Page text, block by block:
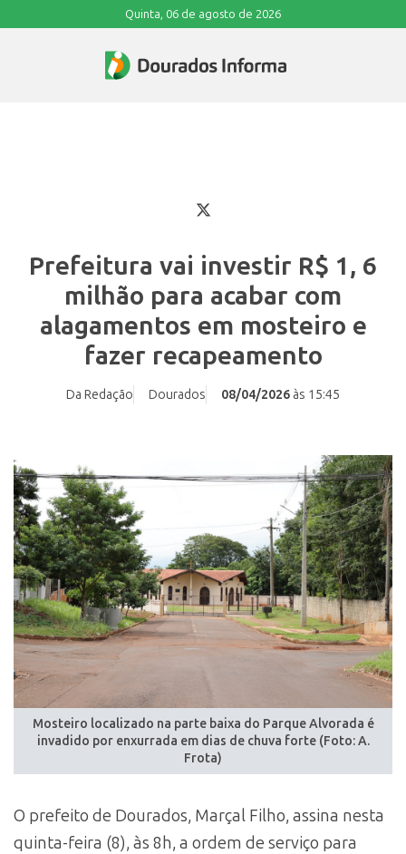
Quinta, 06 de agosto de 2026
Prefeitura vai investir R$ 1, 6
milhão para acabar com
alagamentos em mosteiro e
fazer recapeamento
Da Redação Dourados 08/04/2026 às 15:45
Mosteiro localizado na parte baixa do Parque Alvorada é
invadido por enxurrada em dias de chuva forte (Foto: A.
Frota)
O prefeito de Dourados, Marçal Filho, assina nesta
quinta-feira (8), às 8h, a ordem de serviço para